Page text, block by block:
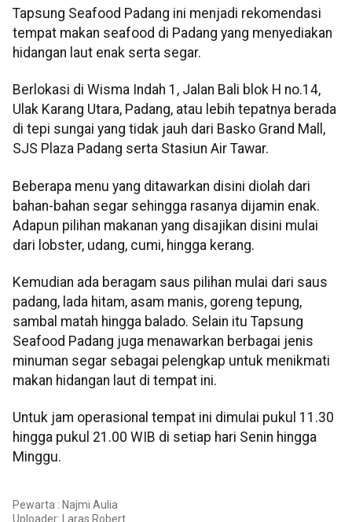
Tapsung Seafood Padang ini menjadi rekomendasi
tempat makan seafood di Padang yang menyediakan
hidangan laut enak serta segar.
Berlokasi di Wisma Indah 1, Jalan Bali blok H no.14,
Ulak Karang Utara, Padang, atau lebih tepatnya berada
di tepi sungai yang tidak jauh dari Basko Grand Mall,
SJS Plaza Padang serta Stasiun Air Tawar.
Beberapa menu yang ditawarkan disini diolah dari
bahan-bahan segar sehingga rasanya dijamin enak.
Adapun pilihan makanan yang disajikan disini mulai
dari lobster, udang, cumi, hingga kerang.
Kemudian ada beragam saus pilihan mulai dari saus
padang, lada hitam, asam manis, goreng tepung,
sambal matah hingga balado. Selain itu Tapsung
Seafood Padang juga menawarkan berbagai jenis
minuman segar sebagai pelengkap untuk menikmati
makan hidangan laut di tempat ini.
Untuk jam operasional tempat ini dimulai pukul 11.30
hingga pukul 21.00 WIB di setiap hari Senin hingga
Minggu.
Pewarta : Najmi Aulia
Uploader:
Laras Robert